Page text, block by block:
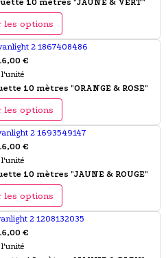
10 mètres "JAUNE & VERT"
les options
€
l'unité
10 mètres "ORANGE & ROSE"
les options
€
l'unité
10 mètres "JAUNE & ROUGE"
les options
€
l'unité